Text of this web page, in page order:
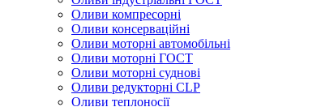
Оливи компресорні
Оливи консерваційні
Оливи моторні автомобільні
Оливи моторні ГОСТ
Оливи моторні суднові
Оливи редукторні CLP
Оливи теплоносії